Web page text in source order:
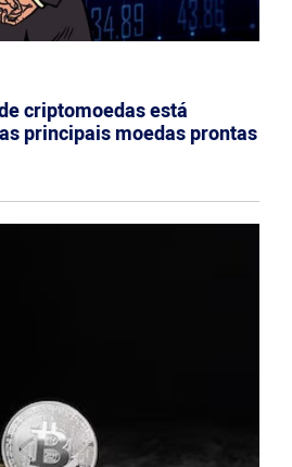
criptomoedas está
principais moedas prontas